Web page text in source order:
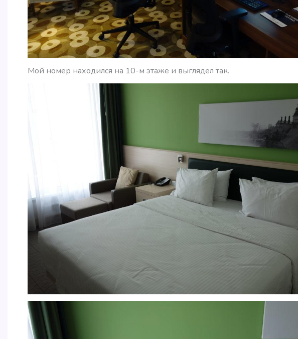
Мой номер находился на 10-м этаже и выглядел так.